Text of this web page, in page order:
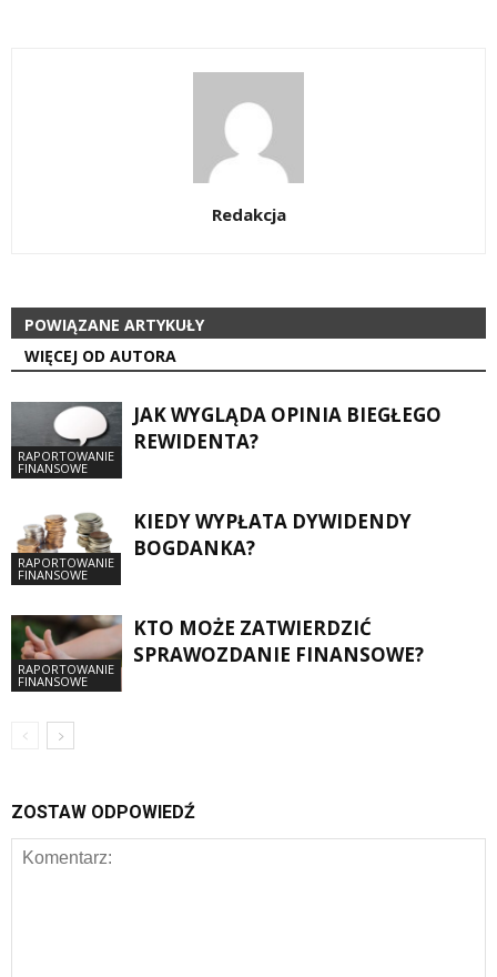
Redakcja
POWIĄZANE ARTYKUŁY
WIĘCEJ OD AUTORA
RAPORTOWANIE
FINANSOWE
JAK WYGLĄDA OPINIA BIEGŁEGO
REWIDENTA?
RAPORTOWANIE
FINANSOWE
KIEDY WYPŁATA DYWIDENDY
BOGDANKA?
RAPORTOWANIE
FINANSOWE
KTO MOŻE ZATWIERDZIĆ
SPRAWOZDANIE FINANSOWE?
ZOSTAW ODPOWIEDŹ